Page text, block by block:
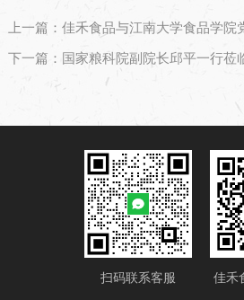
上一篇：佳禾食品与江南大学食品学院
下一篇：国家粮科院副院长邱平一行莅
扫码联系客服 佳禾